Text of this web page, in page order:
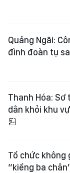
Quảng Ngãi:
đình đoàn tụ
Thanh Hóa: Sơ
dân khỏi khu
Tổ chức không
“kiềng ba